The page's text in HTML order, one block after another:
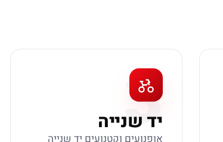
3
יד שנייה
אופנועים וקטנועים יד שנייה